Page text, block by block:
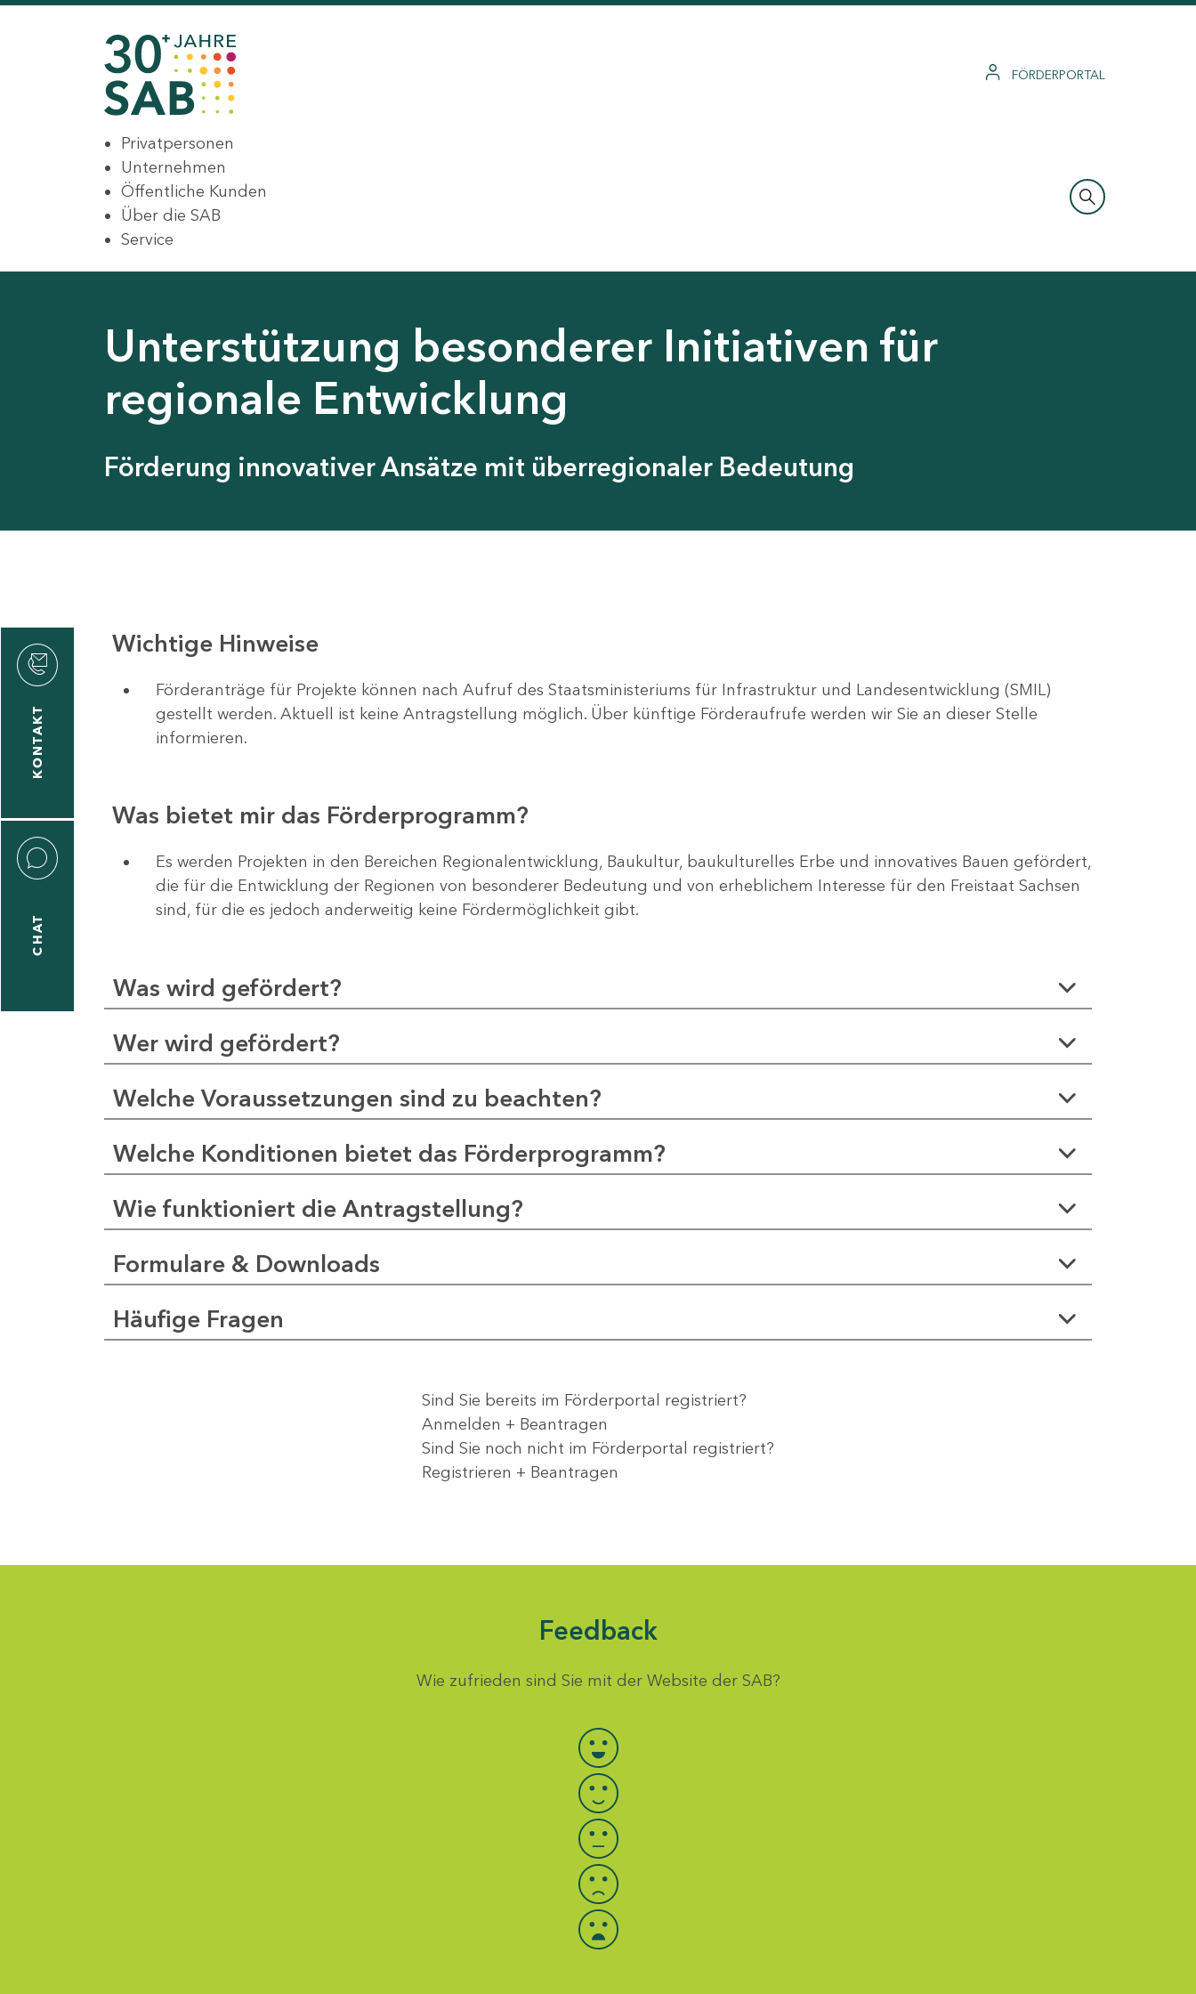
FÖRDERPORTAL
Privatpersonen
Unternehmen
Öffentliche Kunden
Über die SAB
Service
Unterstützung besonderer Initiativen für
regionale Entwicklung
Förderung innovativer Ansätze mit überregionaler Bedeutung
KONTAKT
CHAT
Wichtige Hinweise
Förderanträge für Projekte können nach Aufruf des Staatsministeriums für Infrastruktur und Landesentwicklung (SMIL)
gestellt werden. Aktuell ist keine Antragstellung möglich. Über künftige Förderaufrufe werden wir Sie an dieser Stelle
informieren.
Was bietet mir das Förderprogramm?
Es werden Projekten in den Bereichen Regionalentwicklung, Baukultur, baukulturelles Erbe und innovatives Bauen gefördert,
die für die Entwicklung der Regionen von besonderer Bedeutung und von erheblichem Interesse für den Freistaat Sachsen
sind, für die es jedoch anderweitig keine Fördermöglichkeit gibt.
Was wird gefördert?
Wer wird gefördert?
Welche Voraussetzungen sind zu beachten?
Welche Konditionen bietet das Förderprogramm?
Wie funktioniert die Antragstellung?
Formulare & Downloads
Häufige Fragen
Sind Sie bereits im Förderportal registriert?
Anmelden + Beantragen
Sind Sie noch nicht im Förderportal registriert?
Registrieren + Beantragen
Feedback
Wie zufrieden sind Sie mit der Website der SAB?
Bewertung auswählen